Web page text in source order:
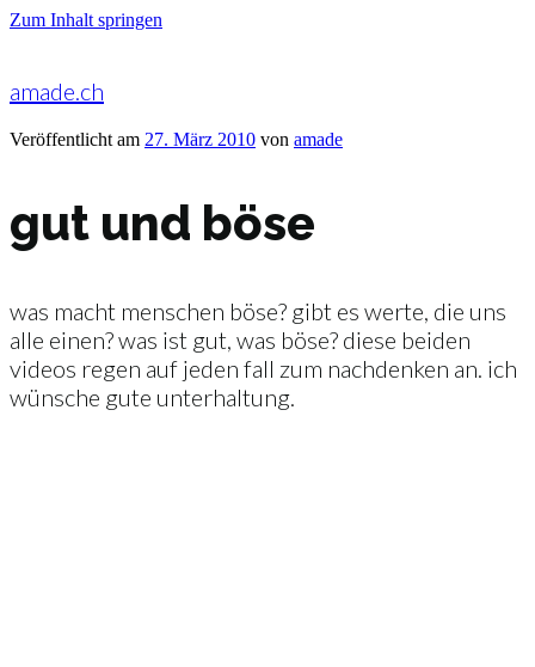
Zum Inhalt springen
amade.ch
Veröffentlicht am 27. März 2010 von amade
gut und böse
was macht menschen böse? gibt es werte, die uns
alle einen? was ist gut, was böse? diese beiden
videos regen auf jeden fall zum nachdenken an. ich
wünsche gute unterhaltung.